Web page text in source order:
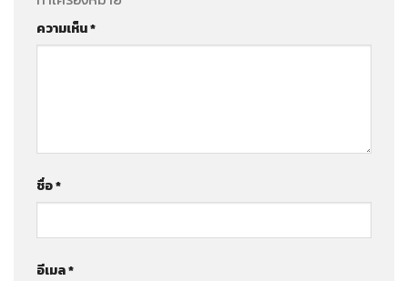
ความเห็น*
ชื่อ*
อีเมล*